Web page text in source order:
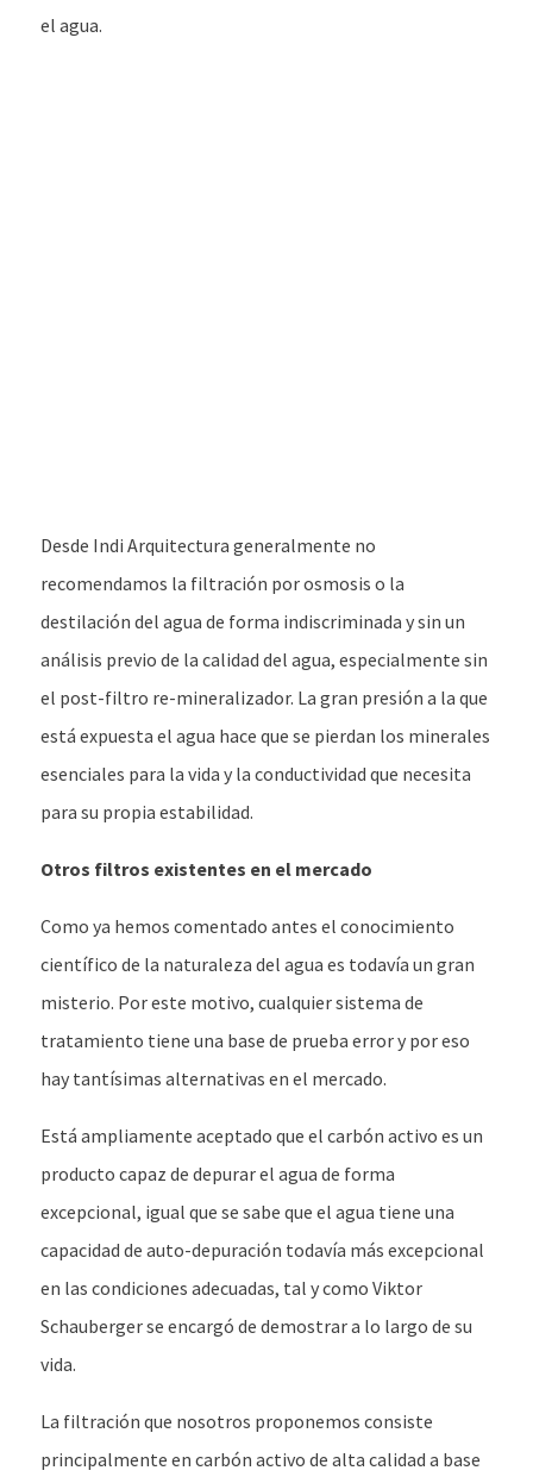
el agua.
Desde Indi Arquitectura generalmente no
recomendamos la filtración por osmosis o la
destilación del agua de forma indiscriminada y sin un
análisis previo de la calidad del agua, especialmente sin
el post-filtro re-mineralizador. La gran presión a la que
está expuesta el agua hace que se pierdan los minerales
esenciales para la vida y la conductividad que necesita
para su propia estabilidad.
Otros filtros existentes en el mercado
Como ya hemos comentado antes el conocimiento
científico de la naturaleza del agua es todavía un gran
misterio. Por este motivo, cualquier sistema de
tratamiento tiene una base de prueba error y por eso
hay tantísimas alternativas en el mercado.
Está ampliamente aceptado que el carbón activo es un
producto capaz de depurar el agua de forma
excepcional, igual que se sabe que el agua tiene una
capacidad de auto-depuración todavía más excepcional
en las condiciones adecuadas, tal y como Viktor
Schauberger se encargó de demostrar a lo largo de su
vida.
La filtración que nosotros proponemos consiste
principalmente en carbón activo de alta calidad a base